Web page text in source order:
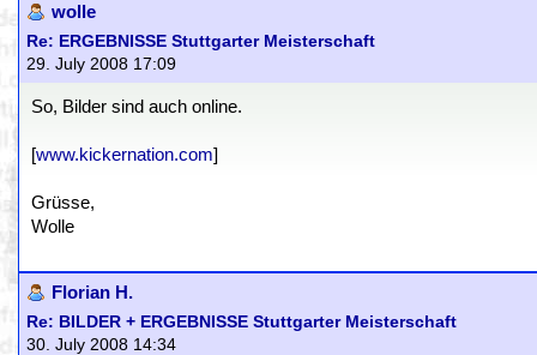
wolle
Re: ERGEBNISSE Stuttgarter Meisterschaft
29. July 2008 17:09
So, Bilder sind auch online.
[www.kickernation.com]
Grüsse,
Wolle
Florian H.
Re: BILDER + ERGEBNISSE Stuttgarter Meisterschaft
30. July 2008 14:34